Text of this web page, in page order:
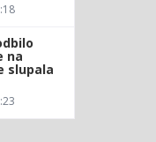
na
slupala